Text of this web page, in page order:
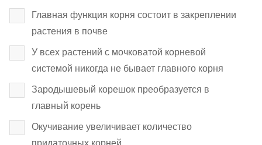
Главная функция корня состоит в закреплении
растения в почве
У всех растений с мочковатой корневой
системой никогда не бывает главного корня
Зародышевый корешок преобразуется в
главный корень
Окучивание увеличивает количество
придаточных корней